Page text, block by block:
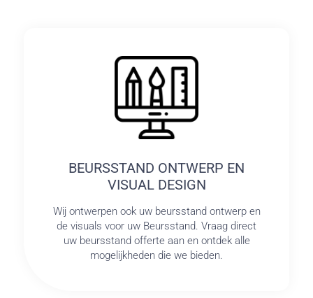
BEURSSTAND ONTWERP EN
VISUAL DESIGN
Wij ontwerpen ook uw beursstand ontwerp en
de visuals voor uw Beursstand. Vraag direct
uw beursstand offerte aan en ontdek alle
mogelijkheden die we bieden.